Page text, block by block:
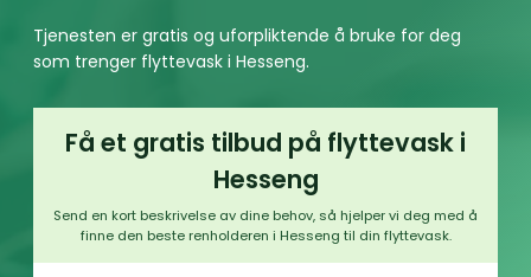
Tjenesten er gratis og uforpliktende å bruke for deg
som trenger flyttevask i Hesseng.
Få et gratis tilbud på flyttevask i
Hesseng
Send en kort beskrivelse av dine behov, så hjelper vi deg med å
finne den beste renholderen i Hesseng til din flyttevask.